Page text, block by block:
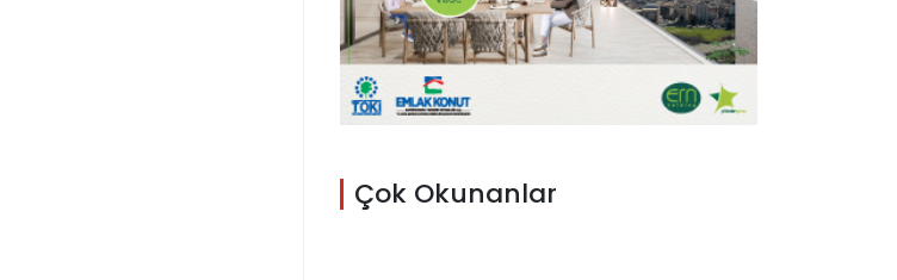
Çok Okunanlar